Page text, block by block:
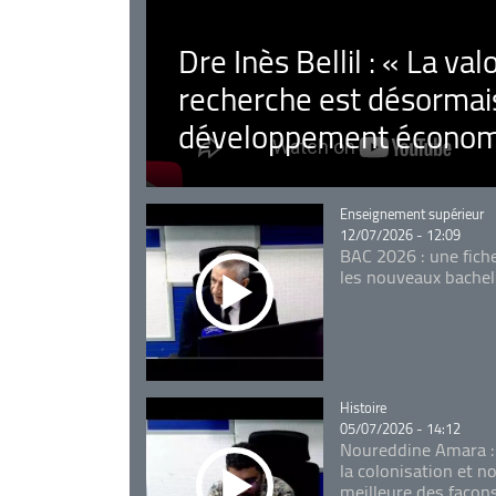
Dre Inès Bellil : « La
recherche est
développement
Catégorie
Enseignement supérieur
12/07/2026 - 12:09
BAC 2026 : une
les nouveaux
Catégorie
Histoire
05/07/2026 - 14:12
Noureddine Amara
la colonisation et